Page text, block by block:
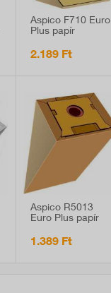
Aspico F710 Euro
Plus papír
LIV kompatibilis,
2.189 Ft
Aspico R5013
Euro Plus papír
kompatibilis, 5 db
1.389 Ft